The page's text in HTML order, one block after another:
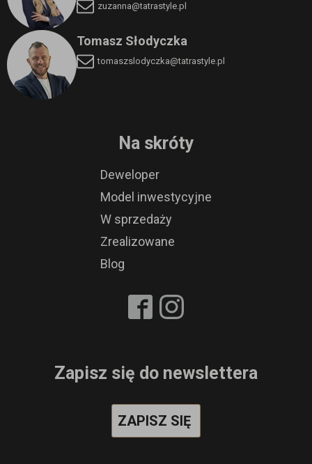
zuzanna@tatrastyle.pl
Tomasz Słodyczka
tomaszslodyczka@tatrastyle.pl
Na skróty
Deweloper
Model inwestycyjne
W sprzedaży
Zrealizowane
Blog
Zapisz się do newslettera
ZAPISZ SIĘ